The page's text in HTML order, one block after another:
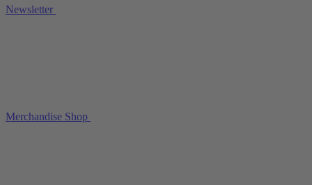
Newsletter
Merchandise Shop